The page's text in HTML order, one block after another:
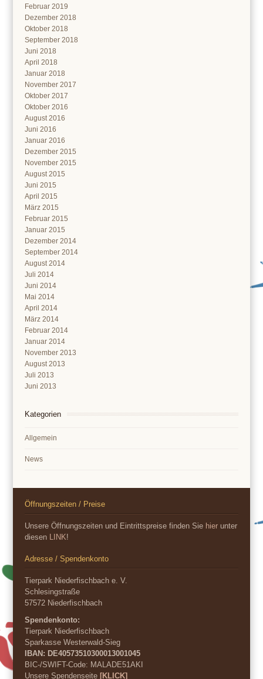
Februar 2019
Dezember 2018
Oktober 2018
September 2018
Juni 2018
April 2018
Januar 2018
November 2017
Oktober 2017
Oktober 2016
August 2016
Juni 2016
Januar 2016
Dezember 2015
November 2015
August 2015
Juni 2015
April 2015
März 2015
Februar 2015
Januar 2015
Dezember 2014
September 2014
August 2014
Juli 2014
Juni 2014
Mai 2014
April 2014
März 2014
Februar 2014
Januar 2014
November 2013
August 2013
Juli 2013
Juni 2013
Kategorien
Allgemein
News
Öffnungszeiten / Preise
Unsere Öffnungszeiten und Eintrittspreise finden Sie hier unter
diesen
LINK!
Adresse / Spendenkonto
Tierpark Niederfischbach e. V.
Schlesingstraße
57572 Niederfischbach
Spendenkonto:
Tierpark Niederfischbach
Sparkasse Westerwald-Sieg
IBAN: DE40573510300013001045
BIC-/SWIFT-Code: MALADE51AKI
Unsere Spendenseite [KLICK]